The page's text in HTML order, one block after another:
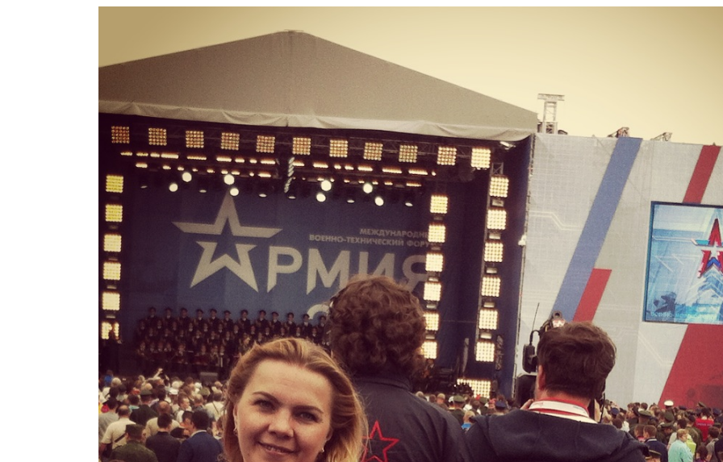
Компания «Торговый Дом Технический Текстиль»
использует cookie-файлы и обрабатывает
персональные данные с использованием Яндекс
Метрики. Это улучшает работу сайта и
взаимодействие с ним. Подробнее - в Политике.